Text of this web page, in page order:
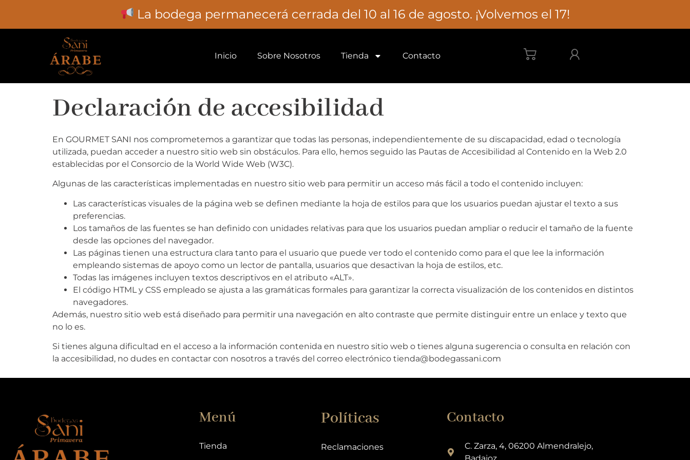
La bodega permanecerá cerrada del 10 al 16 de agosto. ¡Volvemos el 17!
Inicio Sobre Nosotros Tienda Contacto
Declaración de accesibilidad
En GOURMET SANI nos comprometemos a garantizar que todas las personas, independientemente de su discapacidad, edad o tecnología
utilizada, puedan acceder a nuestro sitio web sin obstáculos. Para ello, hemos seguido las Pautas de Accesibilidad al Contenido en la Web 2.0
establecidas por el Consorcio de la World Wide Web (W3C).
Algunas de las características implementadas en nuestro sitio web para permitir un acceso más fácil a todo el contenido incluyen:
Las características visuales de la página web se definen mediante la hoja de estilos para que los usuarios puedan ajustar el texto a sus
preferencias.
Los tamaños de las fuentes se han definido con unidades relativas para que los usuarios puedan ampliar o reducir el tamaño de la fuente
desde las opciones del navegador.
Las páginas tienen una estructura clara tanto para el usuario que puede ver todo el contenido como para el que lee la información
empleando sistemas de apoyo como un lector de pantalla, usuarios que desactivan la hoja de estilos, etc.
Todas las imágenes incluyen textos descriptivos en el atributo «ALT».
El código HTML y CSS empleado se ajusta a las gramáticas formales para garantizar la correcta visualización de los contenidos en distintos
navegadores.
Además, nuestro sitio web está diseñado para permitir una navegación en alto contraste que permite distinguir entre un enlace y texto que
no lo es.
Si tienes alguna dificultad en el acceso a la información contenida en nuestro sitio web o tienes alguna sugerencia o consulta en relación con
la accesibilidad, no dudes en contactar con nosotros a través del correo electrónico tienda@bodegassani.com
Menú
Tienda
Políticas
Reclamaciones
Contacto
C. Zarza, 4, 06200 Almendralejo,
Badajoz